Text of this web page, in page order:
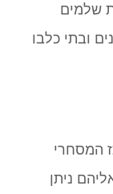
שלמים
ובתי כלבו
המסחרי
ניתן